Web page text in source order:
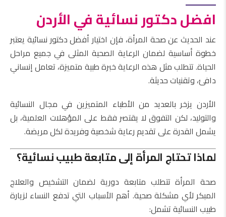
افضل دكتور نسائية في الأردن
عند الحديث عن صحة المرأة، فإن اختيار أفضل دكتور نسائية يعتبر
خطوة أساسية لضمان الرعاية الصحية المثلى في جميع مراحل
الحياة. تتطلب مثل هذه الرعاية خبرة طبية متميزة، تعامل إنساني
دافئ، وتقنيات حديثة.
الأردن يزخر بالعديد من الأطباء المتميزين في مجال النسائية
والتوليد، لكن التفوق لا يقتصر فقط على المؤهلات العلمية، بل
يشمل القدرة على تقديم رعاية شخصية وفريدة لكل مريضة.
لماذا تحتاج المرأة إلى متابعة طبيب نسائية؟
صحة المرأة تتطلب متابعة دورية لضمان التشخيص والعلاج
المبكر لأي مشكلة صحية. أهم الأسباب التي تدفع النساء لزيارة
طبيب النسائية تشمل: